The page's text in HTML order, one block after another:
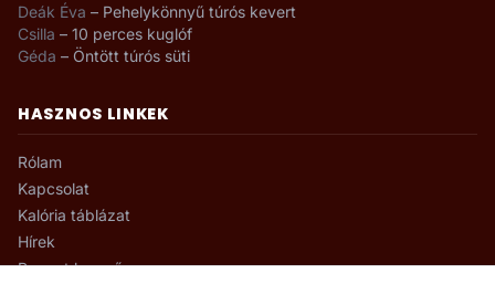
Deák Éva – Pehelykönnyű túrós kevert
Csilla – 10 perces kuglóf
Géda – Öntött túrós süti
HASZNOS LINKEK
Rólam
Kapcsolat
Kalória táblázat
Hírek
Recept kereső